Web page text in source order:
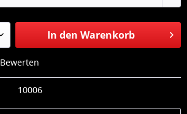
In den Warenkorb
Bewerten
10006